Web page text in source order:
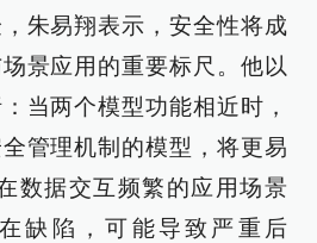
朱易翔表示，安全性将成
景应用的重要标尺。他以
当两个模型功能相近时，
管理机制的模型，将更易
数据交互频繁的应用场景
缺陷，可能导致严重后